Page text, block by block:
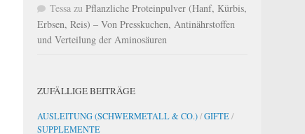
Tessa zu Pflanzliche Proteinpulver (Hanf, Kürbis,
Erbsen, Reis) – Von Presskuchen, Antinährstoffen
und Verteilung der Aminosäuren
ZUFÄLLIGE BEITRÄGE
AUSLEITUNG (SCHWERMETALL & CO.)/GIFTE/
SUPPLEMENTE